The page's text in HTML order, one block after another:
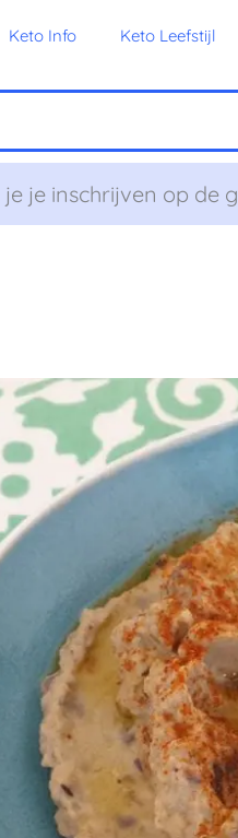
Keto Info Keto Leefstijl
je inschrijven op de